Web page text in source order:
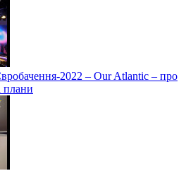
2022 – Our Atlantic – про
плани